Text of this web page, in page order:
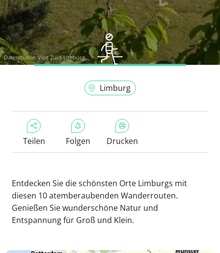
Datenquelle:Visit Zuid-Limburg
Limburg
Teilen Folgen Drucken
Entdecken Sie die schönsten Orte Limburgs mit
diesen 10 atemberaubenden Wanderrouten.
Genießen Sie wunderschöne Natur und
Entspannung für Groß und Klein.